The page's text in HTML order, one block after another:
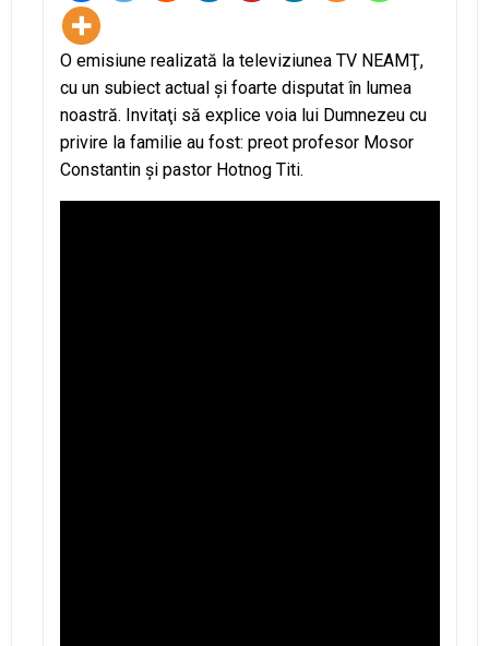
O emisiune realizată la televiziunea TV NEAMŢ,
cu un subiect actual şi foarte disputat în lumea
noastră. Invitaţi să explice voia lui Dumnezeu cu
privire la familie au fost: preot profesor Mosor
Constantin şi pastor Hotnog Titi.